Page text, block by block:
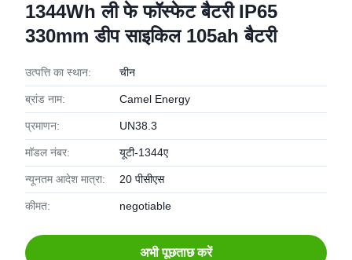
1344Wh ली फे फॉस्फेट बैटरी IP65
330mm डीप साइकिल 105ah बैटरी
उत्पत्ति का स्थान: चीन
ब्रांड नाम: Camel Energy
प्रमाणन: UN38.3
मॉडल नंबर: यूटी-1344ए
न्यूनतम आदेश मात्रा: 20 पीसीएस
कीमत: negotiable
अभी पूछताछ करें